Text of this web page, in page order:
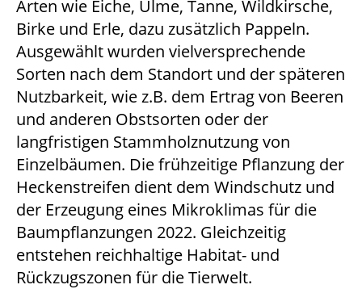
Arten wie Eiche, Ulme, Tanne, Wildkirsche,
Birke und Erle, dazu zusätzlich Pappeln.
Ausgewählt wurden vielversprechende
Sorten nach dem Standort und der späteren
Nutzbarkeit, wie z.B. dem Ertrag von Beeren
und anderen Obstsorten oder der
langfristigen Stammholznutzung von
Einzelbäumen. Die frühzeitige Pflanzung der
Heckenstreifen dient dem Windschutz und
der Erzeugung eines Mikroklimas für die
Baumpflanzungen 2022. Gleichzeitig
entstehen reichhaltige Habitat- und
Rückzugszonen für die Tierwelt.